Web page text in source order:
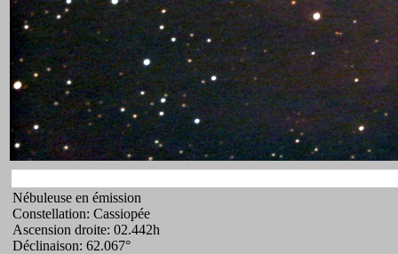
Nébuleuse en émission
Constellation: Cassiopée
Ascension droite: 02.442h
Déclinaison: 62.067°